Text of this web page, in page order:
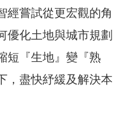
經嘗試從更宏觀的角
優化土地與城市規劃
短『生地』變『熟
，盡快紓緩及解決本